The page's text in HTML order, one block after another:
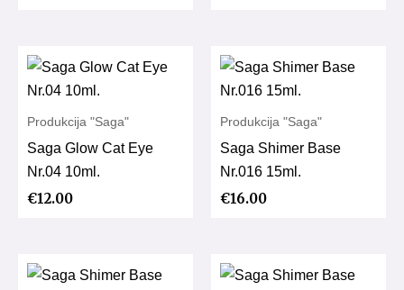
Produkcija "Saga"
Saga Glow Cat Eye
Nr.04 10ml.
€12.00
Produkcija "Saga"
Saga Shimer Base
Nr.016 15ml.
€16.00